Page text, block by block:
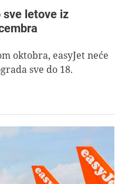
sve letove iz
oktobra, easyJet neće
sve do 18.